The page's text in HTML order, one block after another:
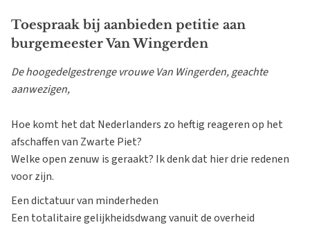
Toespraak bij aanbieden petitie aan
burgemeester Van Wingerden
De hoogedelgestrenge vrouwe Van Wingerden, geachte
aanwezigen,
Hoe komt het dat Nederlanders zo heftig reageren op het
afschaffen van Zwarte Piet?
Welke open zenuw is geraakt? Ik denk dat hier drie redenen
voor zijn.
Een dictatuur van minderheden
Een totalitaire gelijkheidsdwang vanuit de overheid